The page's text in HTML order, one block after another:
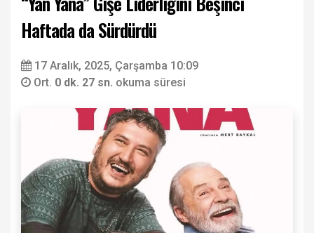
Haftada da Sürdürdü
17 Aralık, 2025, Çarşamba 10:09
Ort. 0 dk. 27 sn. okuma süresi